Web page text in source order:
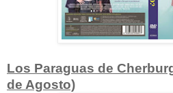
Los Paraguas de
de Agosto)